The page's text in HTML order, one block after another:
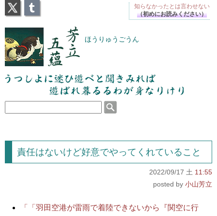
芳立五蘊 ほうりゅうごうん
うつしよに迷ひ遊べと聞きみれば遊ばれ暮るるわが
身なりけり
責任はないけど好意でやってくれていること
2022/09/17 土 11:55
小山芳立
「「羽田空港が雷雨で着陸できないから『関空に行
知らなかったとは言わせない
（初めにお読みください）
X Tumblr